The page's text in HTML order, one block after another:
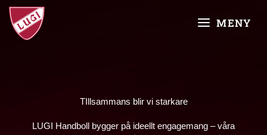
Skip
content
MENY
TIllsammans blir vi starkare
LUGI Handboll bygger på ideellt engagemang – våra